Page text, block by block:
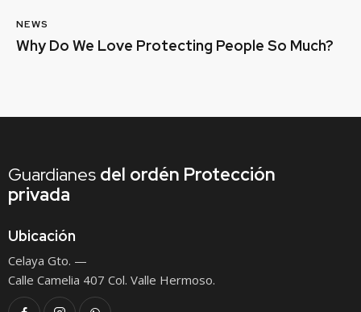
NEWS
Why Do We Love Protecting People So Much?
Guardianes del ordén Protección
privada
Ubicación
Celaya Gto. —
Calle Camelia 407 Col. Valle Hermoso.